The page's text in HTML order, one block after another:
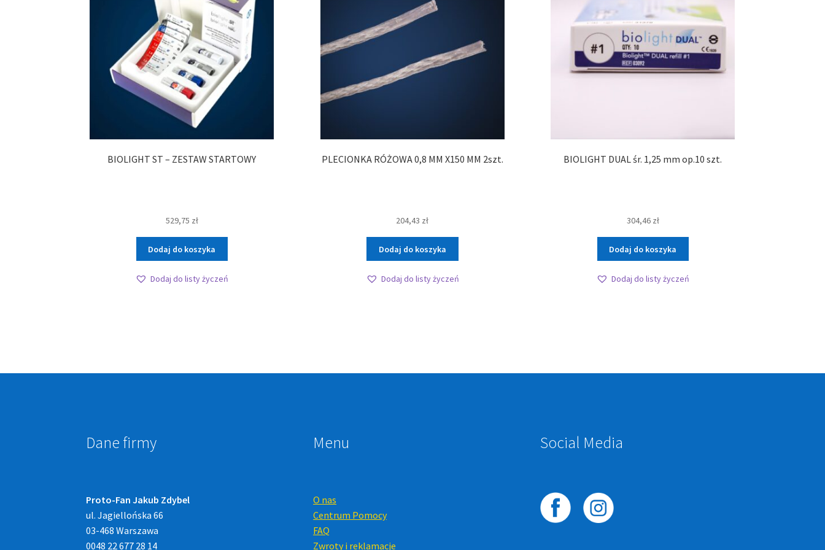
BIOLIGHT ST – ZESTAW STARTOWY
529,75 zł
Dodaj do koszyka
Dodaj do listy życzeń
PLECIONKA RÓŻOWA 0,8 MM X150 MM 2szt.
204,43 zł
Dodaj do koszyka
Dodaj do listy życzeń
BIOLIGHT DUAL śr. 1,25 mm op.10 szt.
304,46 zł
Dodaj do koszyka
Dodaj do listy życzeń
Dane firmy
Proto-Fan Jakub Zdybel
ul. Jagiellońska 66
03-468 Warszawa
0048 22 677 28 14
Menu
O nas
Centrum Pomocy
FAQ
Zwroty i reklamacje
Social Media